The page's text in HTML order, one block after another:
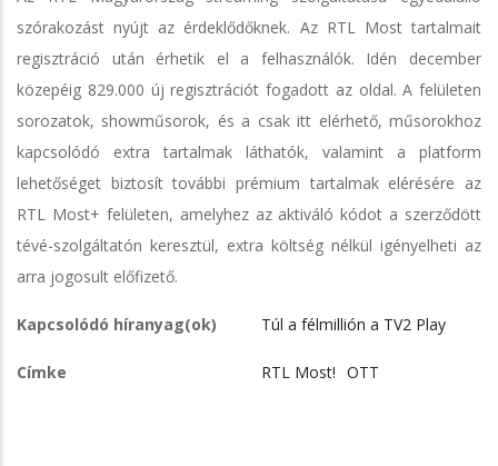
szórakozást nyújt az érdeklődőknek. Az RTL Most tartalmait
regisztráció után érhetik el a felhasználók. Idén december
közepéig 829.000 új regisztrációt fogadott az oldal. A felületen
sorozatok, showműsorok, és a csak itt elérhető, műsorokhoz
kapcsolódó extra tartalmak láthatók, valamint a platform
lehetőséget biztosít további prémium tartalmak elérésére az
RTL Most+ felületen, amelyhez az aktiváló kódot a szerződött
tévé-szolgáltatón keresztül, extra költség nélkül igényelheti az
arra jogosult előfizető.
Kapcsolódó híranyag(ok) Túl a félmillión a TV2 Play
Címke RTL Most! OTT